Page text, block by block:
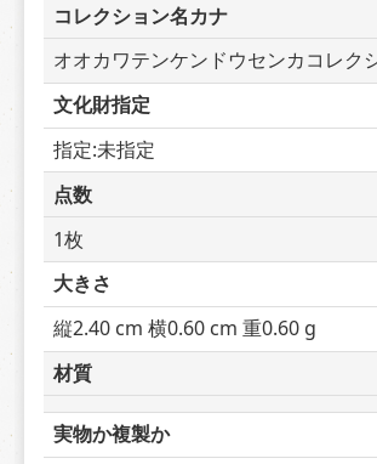
コレクション名カナ
オオカワテンケンドウセンカコレク
文化財指定
指定:未指定
点数
1枚
大きさ
縦2.40 cm 横0.60 cm 重0.60 g
材質
実物か複製か